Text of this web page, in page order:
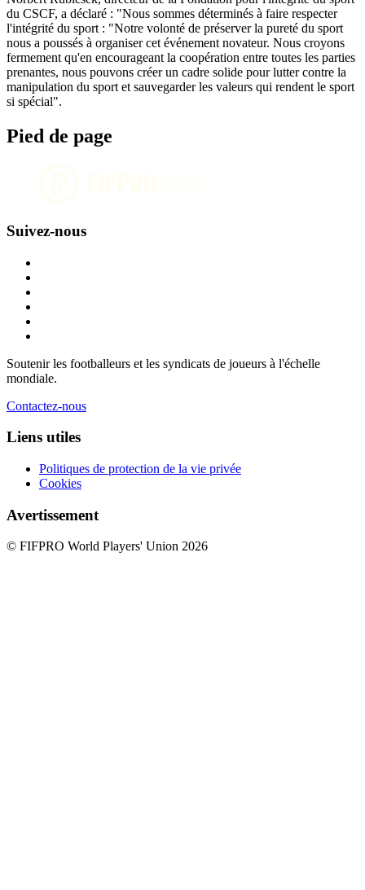
du CSCF, a déclaré : "Nous sommes déterminés à faire respecter
l'intégrité du sport : "Notre volonté de préserver la pureté du sport
nous a poussés à organiser cet événement novateur. Nous croyons
fermement qu'en encourageant la coopération entre toutes les parties
prenantes, nous pouvons créer un cadre solide pour lutter contre la
manipulation du sport et sauvegarder les valeurs qui rendent le sport
si spécial".
Pied de page
Suivez-nous
Soutenir les footballeurs et les syndicats de joueurs à l'échelle
mondiale.
Contactez-nous
Liens utiles
Politiques de protection de la vie privée
Cookies
Avertissement
© FIFPRO World Players' Union 2026